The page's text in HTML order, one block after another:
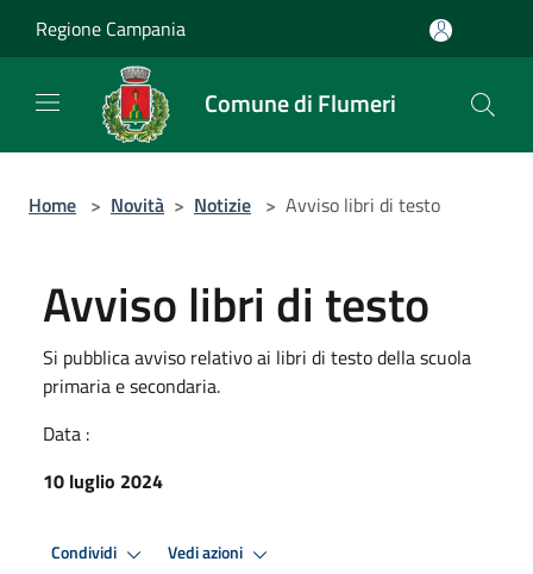
Regione Campania
Comune di Flumeri
Home > Novità > Notizie > Avviso libri di testo
Avviso libri di testo
Si pubblica avviso relativo ai libri di testo della scuola
primaria e secondaria.
Data :
10 luglio 2024
Condividi Vedi azioni